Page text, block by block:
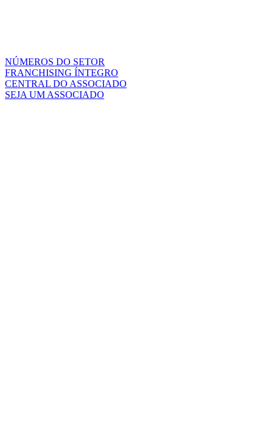
NÚMEROS DO SETOR
FRANCHISING ÍNTEGRO
CENTRAL DO ASSOCIADO
SEJA UM ASSOCIADO